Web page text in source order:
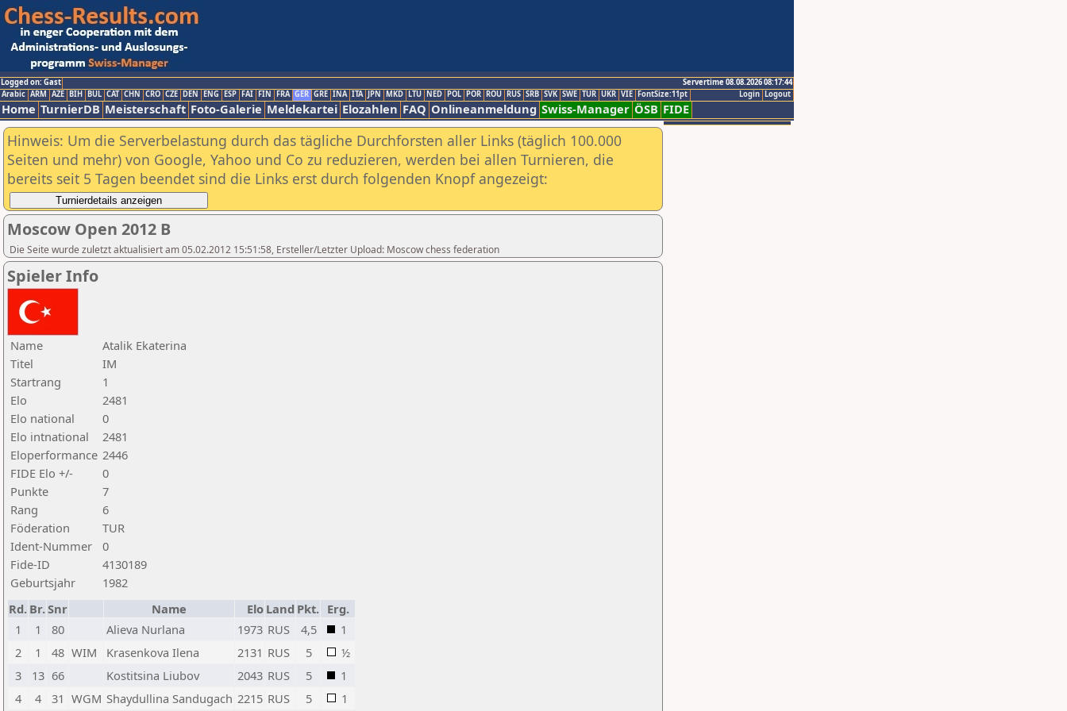
Logged on: Gast
Servertime 08.08.2026 08:17:44
Logout
Login
Arabic ARM AZE BIH BUL CAT CHN CRO CZE DEN ENG ESP FAI FIN FRA GER GRE INA ITA JPN MKD LTU NED POL POR ROU RUS SRB SVK SWE TUR UKR VIE FontSize:11pt
Home TurnierDB Meisterschaft Foto-Galerie Meldekartei Elozahlen FAQ Onlineanmeldung Swiss-Manager ÖSB FIDE
Hinweis: Um die Serverbelastung durch das tägliche Durchforsten aller Links (täglich 100.000
Seiten und mehr) von Google, Yahoo und Co zu reduzieren, werden bei allen Turnieren, die
bereits seit 5 Tagen beendet sind die Links erst durch folgenden Knopf angezeigt:
Moscow Open 2012 B
Die Seite wurde zuletzt aktualisiert am 05.02.2012 15:51:58, Ersteller/Letzter Upload: Moscow chess federation
Spieler Info
Name
Atalik Ekaterina
Titel
IM
Startrang
1
Elo
2481
Elo national
0
Elo intnational
2481
Eloperformance 2446
FIDE Elo +/-
0
Punkte
7
Rang
6
Föderation
TUR
Ident-Nummer
0
Fide-ID
4130189
Geburtsjahr
1982
Rd. Br.Snr Name Elo Land Pkt. Erg.
1
1 80 Alieva Nurlana 1973 RUS 4,5
1
2
1 48 WIM Krasenkova Ilena 2131 RUS 5
½
3
13 66 Kostitsina Liubov 2043 RUS 5
1
4
4 31 WGM Shaydullina Sandugach 2215 RUS 5 1